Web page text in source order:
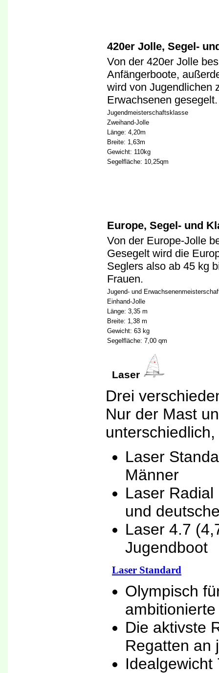
420er Jolle, Segel-
Von der 420er Jolle
Anfängerboote,
wird von Jugendlichen
Erwachsenen gesegelt.
Jugendmeisterschaftsklasse
Zweihand-Jolle
Länge: 4,20m
Breite: 1,63m
Gewicht: 110kg
Segelfläche: 10,25qm
Europe, Segel- und
Von der Europe-Jolle
Gesegelt wird die
Seglers also ab 45 kg
Frauen.
Jugend- und
Einhand-Jolle
Länge: 3,35 m
Breite: 1,38 m
Gewicht: 63 kg
Segelfläche: 7,00 qm
Laser
Drei
Nur der Mast
Laser
Männer
Laser Radial
und
Laser 4.7
Laser Standard
Olympisch
Die aktivste
Regatten an
Idealgewicht